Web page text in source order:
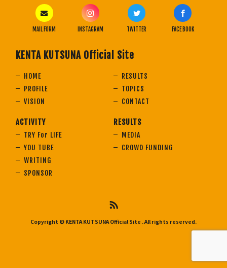
MAIL FORM INSTAGRAM TWITTER FACE BOOK
KENTA KUTSUNA Official Site
HOME
PROFILE
VISION
RESULTS
TOPICS
CONTACT
ACTIVITY
TRY For LIFE
YOU TUBE
WRITING
SPONSOR
RESULTS
MEDIA
CROWD FUNDING
Copyright © KENTA KUTSUNA Official Site . All rights reserved.